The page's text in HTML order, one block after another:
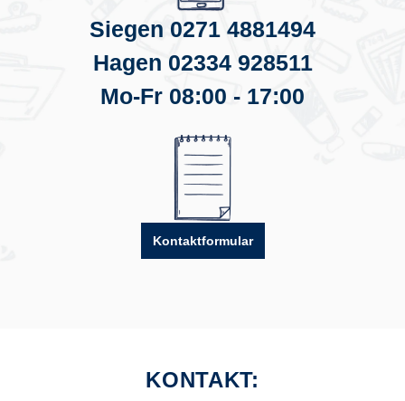
Siegen 0271 4881494
Hagen 02334 928511
Mo-Fr 08:00 - 17:00
Kontaktformular
KONTAKT: